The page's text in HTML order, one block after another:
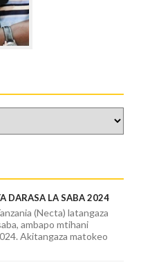
DARASA LA SABA 2024
(Necta) latangaza
ambapo mtihani
Akitangaza matokeo